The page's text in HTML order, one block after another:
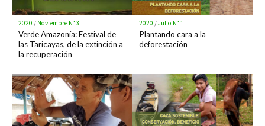
2020 / Noviembre N° 3
Verde Amazonía: Festival de
las Taricayas, de la extinción a
la recuperación
2020 /Julio N° 1
Plantando cara a la
deforestación